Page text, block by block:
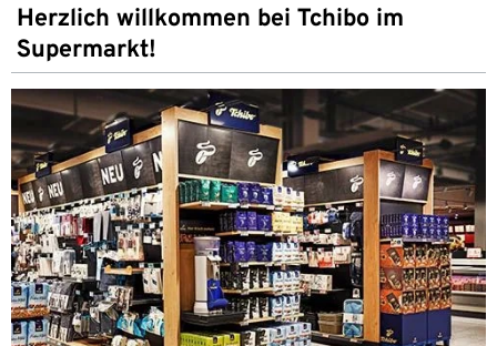
Herzlich willkommen bei Tchibo im
Supermarkt!